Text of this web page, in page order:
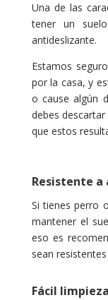
Una de las
tener un
antideslizante.
Estamos
por la casa, y
o cause algún
debes
que estos
Resistente a
Si tienes perro
mantener el
eso es
sean
Fácil limpieza